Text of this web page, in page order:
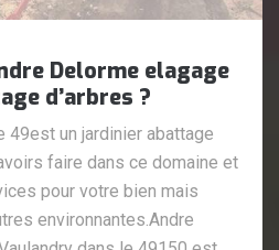
Delorme elagage
d’arbres ?
49est un jardinier abattage
faire dans ce domaine et
pour votre bien mais
environnantes.Andre